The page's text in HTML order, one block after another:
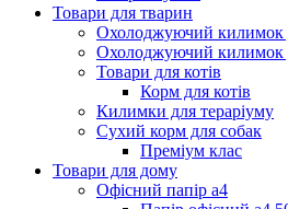
Товари для тварин
Охолоджуючий килимок
Охолоджуючий килимок
Товари для котів
Корм для котів
Килимки для тераріуму
Сухий корм для собак
Преміум клас
Товари для дому
Офісний папір а4